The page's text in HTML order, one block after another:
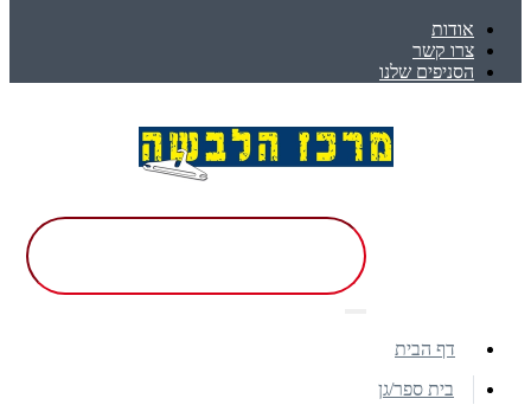
אודות
צרו קשר
הסניפים שלנו
דף הבית
בית ספר/גן